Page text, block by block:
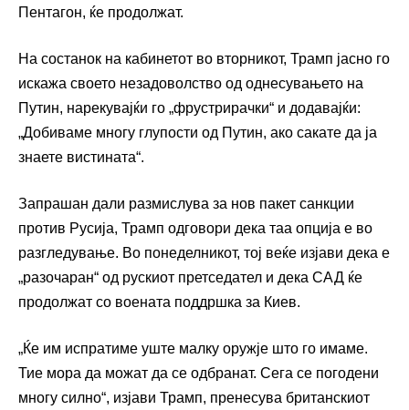
Пентагон, ќе продолжат.
На состанок на кабинетот во вторникот, Трамп јасно го
искажа своето незадоволство од однесувањето на
Путин, нарекувајќи го „фрустрирачки“ и додавајќи:
„Добиваме многу глупости од Путин, ако сакате да ја
знаете вистината“.
Запрашан дали размислува за нов пакет санкции
против Русија, Трамп одговори дека таа опција е во
разгледување. Во понеделникот, тој веќе изјави дека е
„разочаран“ од рускиот претседател и дека САД ќе
продолжат со воената поддршка за Киев.
„Ќе им испратиме уште малку оружје што го имаме.
Тие мора да можат да се одбранат. Сега се погодени
многу силно“, изјави Трамп, пренесува британскиот